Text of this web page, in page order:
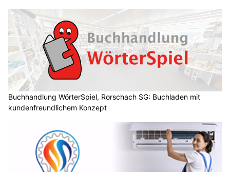
Buchhandlung WörterSpiel, Rorschach SG: Buchladen mit
kundenfreundlichem Konzept